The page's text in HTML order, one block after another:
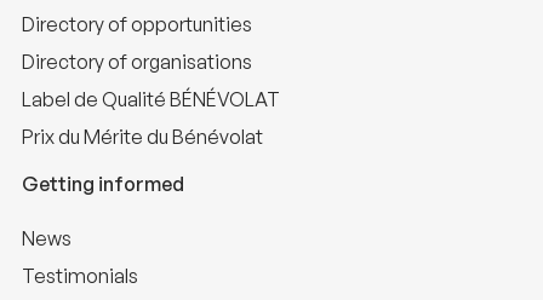
Directory of opportunities
Directory of organisations
Label de Qualité BÉNÉVOLAT
Prix du Mérite du Bénévolat
Getting informed
News
Testimonials